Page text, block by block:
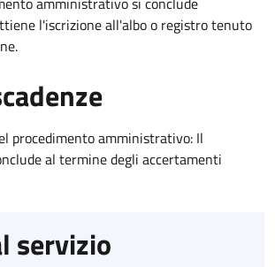
l'iscrizione all'albo o registro tenuto
procedimento amministrativo: Il
al termine degli accertamenti
servizio